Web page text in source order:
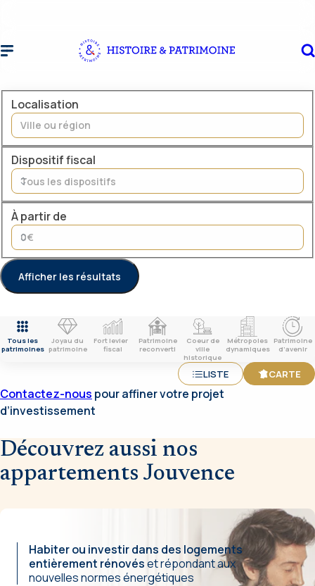
Localisation
Dispositif fiscal
À partir de
Afficher les résultats
Tous les
patrimoines
Joyau du
patrimoine
Fort levier
fiscal
Patrimoine
reconverti
Coeur de
ville
historique
Métropoles
dynamiques
Patrimoine
d’avenir
Contactez-nous pour affiner votre projet
d’investissement
LISTE CARTE
Découvrez aussi nos
appartements Jouvence
Habiter ou investir dans des logements
entièrement rénovéset répondant aux
nouvelles normes énergétiques